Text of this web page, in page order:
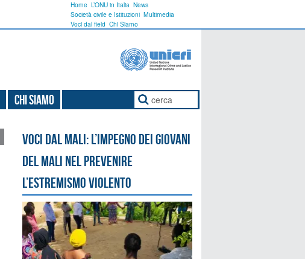
Home L’ONU in Italia News
Società civile e Istituzioni Multimedia
Voci dal field Chi Siamo
Chi Siamo
Voci dal Mali: l’impegno dei giovani
del Mali nel prevenire
l’estremismo violento